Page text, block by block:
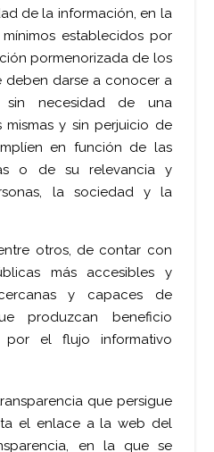
de la información, en la
establecidos por
pormenorizada de los
deben darse a conocer a
sin necesidad de una
y sin perjuicio de
en función de las
o de su relevancia y
la sociedad y la
otros, de contar con
más accesibles y
y capaces de
produzcan beneficio
el flujo informativo
que persigue
el enlace a la web del
en la que se